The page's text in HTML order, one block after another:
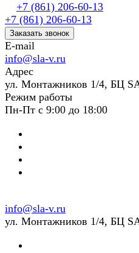
+7 (861) 206-60-13
+7 (861) 206-60-13
Заказать звонок
E-mail
info@sla-v.ru
Адрес
ул. Монтажников 1/4, БЦ
Режим работы
Пн-Пт с 9:00 до 18:00
info@sla-v.ru
ул. Монтажников 1/4, БЦ